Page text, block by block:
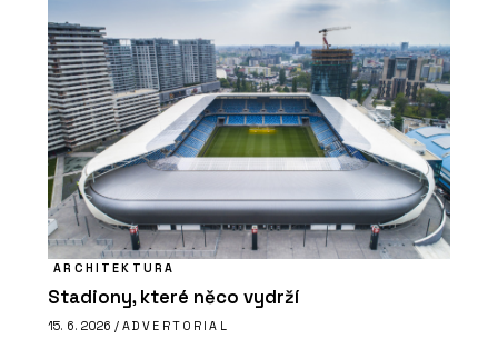
ARCHITEKTURA
Stadiony, které něco vydrží
15. 6. 2026 / ADVERTORIAL